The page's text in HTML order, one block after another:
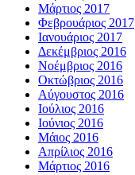
Μάρτιος 2017
Φεβρουάριος 2017
Ιανουάριος 2017
Δεκέμβριος 2016
Νοέμβριος 2016
Οκτώβριος 2016
Αύγουστος 2016
Ιούλιος 2016
Ιούνιος 2016
Μάιος 2016
Απρίλιος 2016
Μάρτιος 2016